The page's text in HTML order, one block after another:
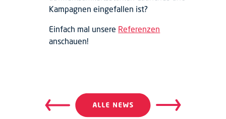
Kampagnen eingefallen ist?
Einfach mal unsere Referenzen
anschauen!
Beitragsnavigation